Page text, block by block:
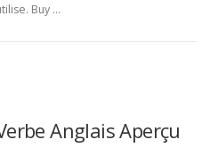
Buy …
Anglais Aperçu